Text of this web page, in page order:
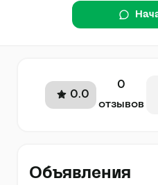
0.0
0
отзывов
Объявления